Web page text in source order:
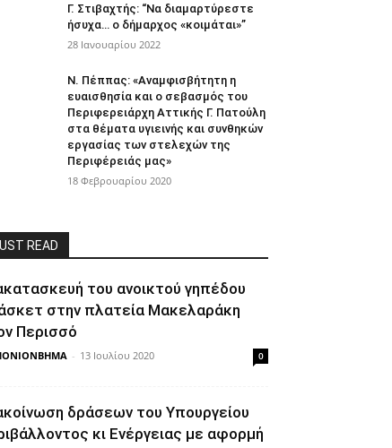
Γ. Στιβαχτής: “Να διαμαρτύρεστε
ήσυχα… ο δήμαρχος «κοιμάται»”
28 Ιανουαρίου 2022
Ν. Πέππας: «Aναμφισβήτητη η
ευαισθησία και ο σεβασμός του
Περιφερειάρχη Αττικής Γ. Πατούλη
στα θέματα υγιεινής και συνθηκών
εργασίας των στελεχών της
Περιφέρειάς μας»
18 Φεβρουαρίου 2020
READ
του ανοικτού γηπέδου
στην πλατεία Μακελαράκη
Περισσό
- 13 Ιουλίου 2020 0
δράσεων του Υπουργείου
κι Ενέργειας με αφορμή